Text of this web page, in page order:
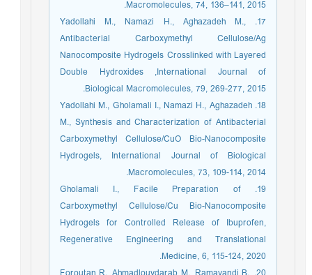
Macromolecules, 74, 136–141, 2015.
17. Yadollahi M., Namazi H., Aghazadeh M.,
Antibacterial Carboxymethyl Cellulose/Ag
Nanocomposite Hydrogels Crosslinked with Layered
Double Hydroxides ,International Journal of
Biological Macromolecules, 79, 269-277, 2015.
18. Yadollahi M., Gholamali I., Namazi H., Aghazadeh
M., Synthesis and Characterization of Antibacterial
Carboxymethyl Cellulose/CuO Bio-Nanocomposite
Hydrogels, International Journal of Biological
Macromolecules, 73, 109-114, 2014.
19. Gholamali I., Facile Preparation of
Carboxymethyl Cellulose/Cu Bio-Nanocomposite
Hydrogels for Controlled Release of Ibuprofen,
Regenerative Engineering and Translational
Medicine, 6, 115-124, 2020.